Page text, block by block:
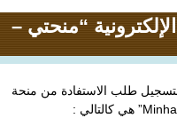
“منحتي –
طلب الاستفادة من منحة